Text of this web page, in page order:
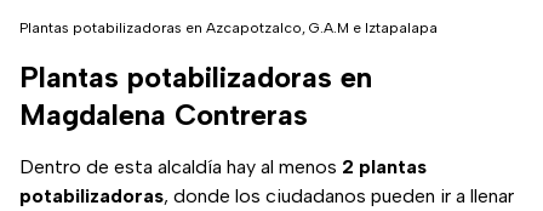
Plantas potabilizadoras en Azcapotzalco, G.A.M e Iztapalapa
Plantas potabilizadoras en
Magdalena Contreras
Dentro de esta alcaldía hay al menos 2 plantas
potabilizadoras, donde los ciudadanos pueden ir a llenar